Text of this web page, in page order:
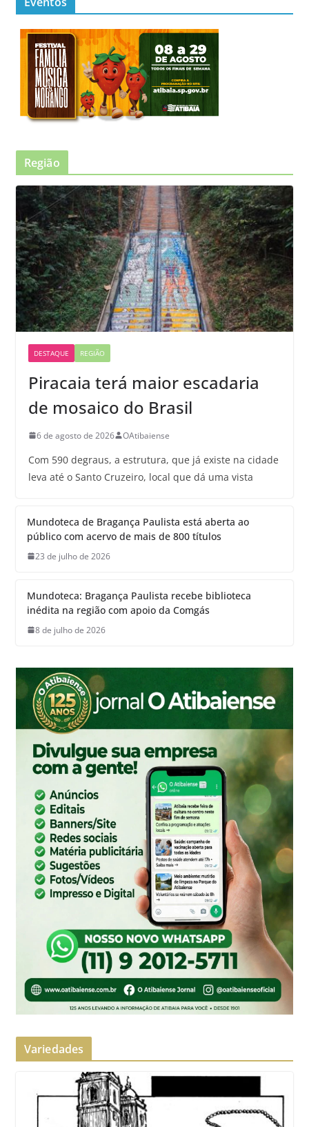
Região
DESTAQUE REGIÃO
Piracaia terá maior escadaria
de mosaico do Brasil
6 de agosto de 2026 OAtibaiense
Com 590 degraus, a estrutura, que já existe na cidade
leva até o Santo Cruzeiro, local que dá uma vista
Mundoteca de Bragança Paulista está aberta ao
público com acervo de mais de 800 títulos
23 de julho de 2026
Mundoteca: Bragança Paulista recebe biblioteca
inédita na região com apoio da Comgás
8 de julho de 2026
Variedades